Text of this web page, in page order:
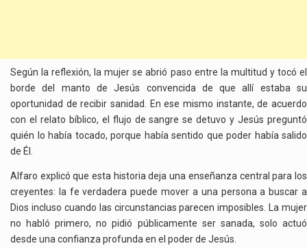
Según la reflexión, la mujer se abrió paso entre la multitud y tocó el
borde del manto de Jesús convencida de que allí estaba su
oportunidad de recibir sanidad. En ese mismo instante, de acuerdo
con el relato bíblico, el flujo de sangre se detuvo y Jesús preguntó
quién lo había tocado, porque había sentido que poder había salido
de Él.
Alfaro explicó que esta historia deja una enseñanza central para los
creyentes: la fe verdadera puede mover a una persona a buscar a
Dios incluso cuando las circunstancias parecen imposibles. La mujer
no habló primero, no pidió públicamente ser sanada, solo actuó
desde una confianza profunda en el poder de Jesús.